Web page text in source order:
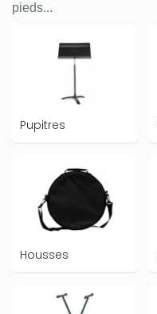
pieds...
Pupitres
Housses